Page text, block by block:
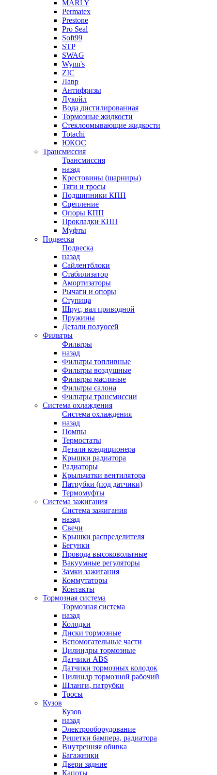
MARLY
Permatex
Prestone
Pro Seal
Soft99
STP
SWAG
Wynn's
ZIC
Лавр
Антифризы
Лукойл
Вода дистилированная
Тормозные жидкости
Стеклоомывающие жидкости
Totachi
ЮКОС
Трансмиссия
Трансмиссия
назад
Крестовины (шарниры)
Тяги и тросы
Подшипники КПП
Сцепление
Опоры КПП
Прокладки КПП
Муфты
Подвеска
Подвеска
назад
Сайлентблоки
Стабилизатор
Амортизаторы
Рычаги и опоры
Ступица
Шрус, вал приводной
Пружины
Детали полуосей
Фильтры
Фильтры
назад
Фильтры топливные
Фильтры воздушные
Фильтры масляные
Фильтры салона
Фильтры трансмиссии
Система охлаждения
Система охлаждения
назад
Помпы
Термостаты
Детали кондиционера
Крышки радиатора
Радиаторы
Крыльчатки вентилятора
Патрубки (под датчики)
Термомуфты
Система зажигания
Система зажигания
назад
Свечи
Крышки распределителя
Бегунки
Провода высоковольтные
Вакуумные регуляторы
Замки зажигания
Коммутаторы
Контакты
Тормозная система
Тормозная система
назад
Колодки
Диски тормозные
Вспомогательные части
Цилиндры тормозные
Датчики ABS
Датчики тормозных колодок
Цилиндр тормозной рабочий
Шланги, патрубки
Тросы
Кузов
Кузов
назад
Электрооборудование
Решетки бампера, радиатора
Внутренняя обивка
Багажники
Двери задние
Капоты